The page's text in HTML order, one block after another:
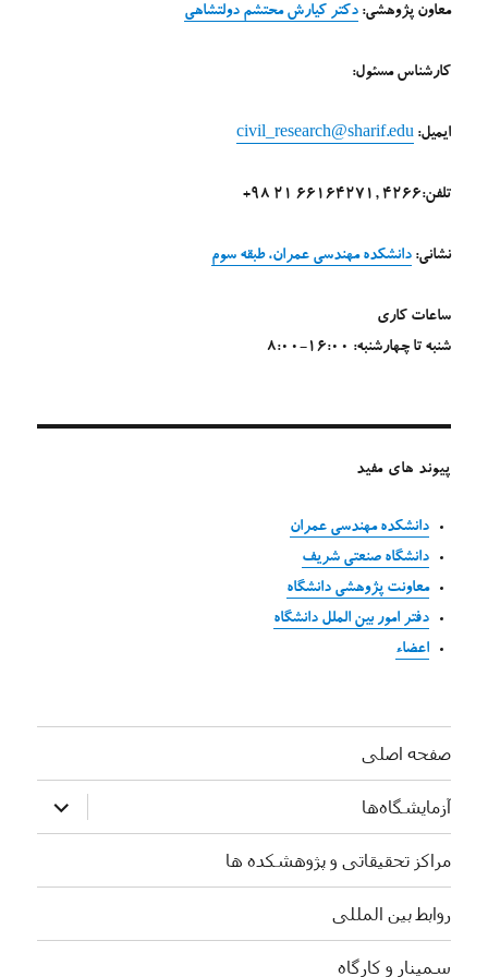
معاون پژوهشی:دکتر کیارش محتشم دولتشاهی
کارشناس مسئول:
ایمیل:civil_research@sharif.edu
تلفن:4266 ,66164271 21 98+
نشانی:دانشکده مهندسی عمران، طبقه سوم
ساعات کاری
شنبه تا چهارشنبه: 16:00-8:00
پیوند های مفید
دانشکده مهندسی عمران
دانشگاه صنعتی شریف
معاونت پژوهشی دانشگاه
دفتر امور بین الملل دانشگاه
اعضاء
صفحه اصلی
آزمایشگاه‌ها
بازکردن
زیرفهرست
مراکز تحقیقاتی و پژوهشکده ها
روابط بین المللی
سمینار و کارگاه